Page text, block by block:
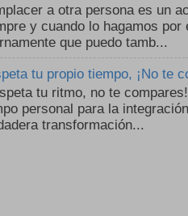
a otra persona es un
y cuando lo hagamos por
que puedo tamb...
tu propio tiempo, ¡No te
tu ritmo, no te
personal para la
transformación...